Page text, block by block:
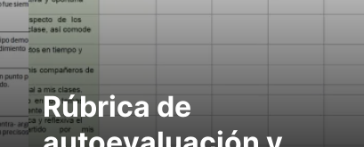
Rúbrica de